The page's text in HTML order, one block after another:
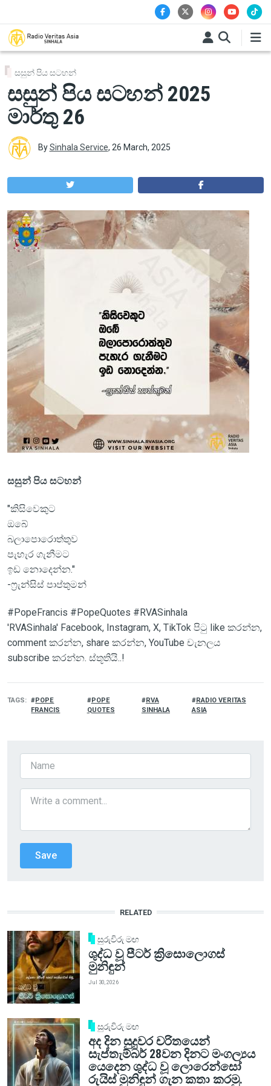
සසුන් පිය සටහන්
සසුන් පිය සටහන් 2025
මාර්තු 26
BySinhala Service, 26 March, 2025
සසුන් පිය සටහන්
"කිසිවෙකුට
ඔබේ
බලාපොරොත්තුව
පැහැර ගැනීමට
ඉඩ නොදෙන්න."
-ෆ්‍රැන්සිස් පාප්තුමන්
#PopeFrancis #PopeQuotes #RVASinhala
'RVASinhala' Facebook, Instagram, X, TikTok පිටු like කරන්න,
comment කරන්න, share කරන්න, YouTube චැනලය
subscribe කරන්න. ස්තූතියි..!
TAGS
POPE
FRANCIS
POPE
QUOTES
RVA
SINHALA
RADIO VERITAS
ASIA
RELATED
සුරුවිරු මඟ
ශුද්ධ වූ පීටර් ක්‍රිසොලොගස්
මුනිඳුන්
Jul 30, 2026
සුරුවිරු මඟ
අද දින සුදුවර චරිතයෙන්
සැප්තැම්බර් 28වන දිනට මංගල්‍යය
යෙදෙන ශුද්ධ වූ ලොරෙන්සෝ
රුයිස් මුනිඳුන් ගැන කතා කරමු.